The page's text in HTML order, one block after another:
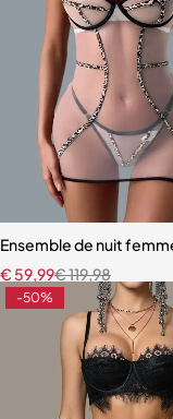
Ensemble de nuit
€119,98
€ 59,99
-50%